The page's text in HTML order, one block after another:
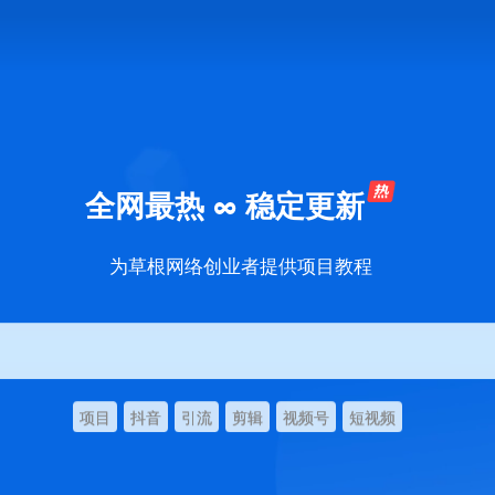
全网最热 ∞ 稳定更新
为草根网络创业者提供项目教程
项目 抖音 引流 剪辑 视频号 短视频